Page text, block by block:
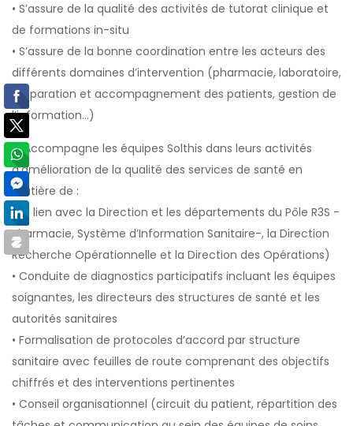
• S’assure de la qualité des activités de tutorat clinique et
de formations in-situ
• S’assure de la bonne coordination entre les acteurs des
différents domaines d’intervention (pharmacie, laboratoire,
préparation et accompagnement des patients, gestion de
l’information…)
3. Accompagne les équipes Solthis dans leurs activités
d’amélioration de la qualité des services de santé en
matière de :
(En lien avec la Direction et les départements du Pôle R3S -
Pharmacie, Système d’Information Sanitaire-, la Direction
Recherche Opérationnelle et la Direction des Opérations)
• Conduite de diagnostics participatifs incluant les équipes
soignantes, les directeurs des structures de santé et les
autorités sanitaires
• Formalisation de protocoles d’accord par structure
sanitaire avec feuilles de route comprenant des objectifs
chiffrés et des interventions pertinentes
• Conseil organisationnel (circuit du patient, répartition des